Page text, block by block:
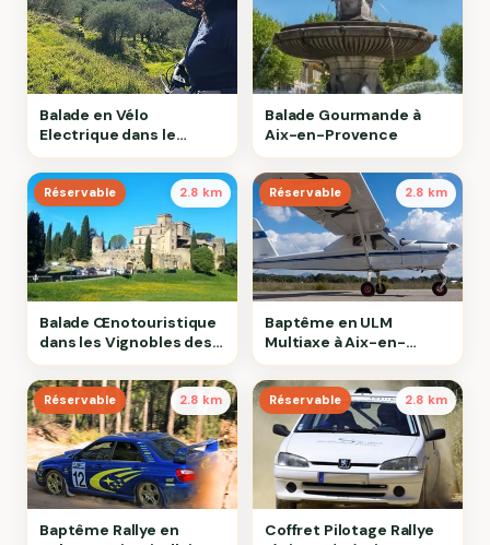
Balade en Vélo
Electrique dans le
Luberon
Balade Gourmande à
Aix-en-Provence
Réservable 2.8 km
Balade Œnotouristique
dans les Vignobles des
Côtes-de-provence
Réservable 2.8 km
Baptême en ULM
Multiaxe à Aix-en-
Provence
Réservable 2.8 km
Baptême Rallye en
Réservable 2.8 km
Coffret Pilotage Rallye